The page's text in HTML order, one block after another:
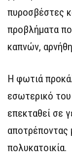
πυροσβέστες
προβλήματα
καπνών,
Η φωτιά
εσωτερικό
επεκταθεί σε
αποτρέποντας
πολυκατοικία.